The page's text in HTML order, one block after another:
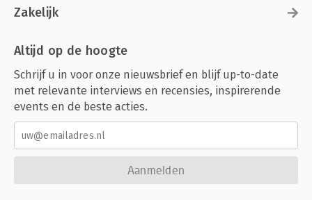
Zakelijk
Altijd op de hoogte
Schrijf u in voor onze nieuwsbrief en blijf up-to-date
met relevante interviews en recensies, inspirerende
events en de beste acties.
Aanmelden